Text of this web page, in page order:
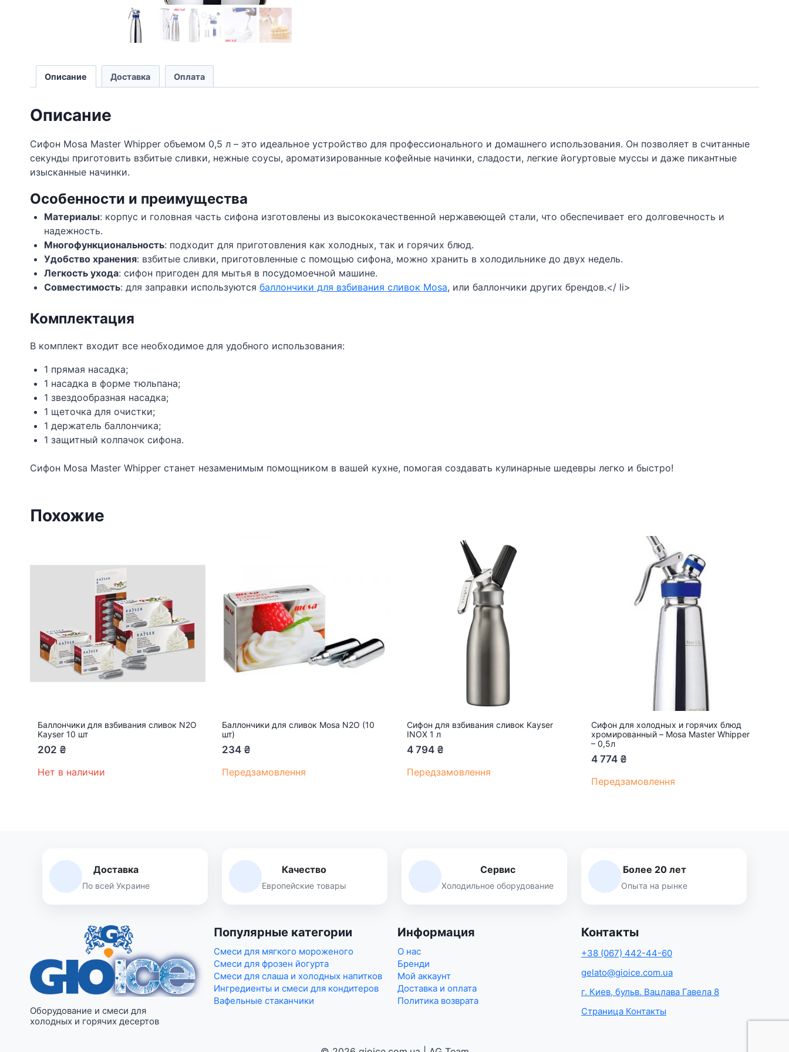
Описание Доставка Оплата
Описание
Сифон Mosa Master Whipper объемом 0,5 л – это идеальное устройство для профессионального и домашнего использования. Он позволяет в считанные
секунды приготовить взбитые сливки, нежные соусы, ароматизированные кофейные начинки, сладости, легкие йогуртовые муссы и даже пикантные
изысканные начинки.
Особенности и преимущества
Материалы: корпус и головная часть сифона изготовлены из высококачественной нержавеющей стали, что обеспечивает его долговечность и
надежность.
Многофункциональность: подходит для приготовления как холодных, так и горячих блюд.
Удобство хранения: взбитые сливки, приготовленные с помощью сифона, можно хранить в холодильнике до двух недель.
Легкость ухода: сифон пригоден для мытья в посудомоечной машине.
Совместимость: для заправки используются баллончики для взбивания сливок Mosa, или баллончики других брендов.</ li>
Комплектация
В комплект входит все необходимое для удобного использования:
1 прямая насадка;
1 насадка в форме тюльпана;
1 звездообразная насадка;
1 щеточка для очистки;
1 держатель баллончика;
1 защитный колпачок сифона.
Сифон Mosa Master Whipper станет незаменимым помощником в вашей кухне, помогая создавать кулинарные шедевры легко и быстро!
Похожие
Баллончики для взбивания сливок N2O
Kayser 10 шт
202 ₴
Нет в наличии
Баллончики для сливок Mosa N2O (10
шт)
234 ₴
Передзамовлення
Сифон для взбивания сливок Kayser
INOX 1 л
4 794 ₴
Передзамовлення
Сифон для холодных и горячих блюд
хромированный – Mosa Master Whipper
– 0,5л
4 774 ₴
Передзамовлення
Доставка
По всей Украине
Качество
Европейские товары
Сервис
Холодильное оборудование
Более 20 лет
Опыта на рынке
Оборудование и смеси для
холодных и горячих десертов
Популярные категории
Смеси для мягкого мороженого
Смеси для фрозен йогурта
Смеси для слаша и холодных напитков
Ингредиенты и смеси для кондитеров
Вафельные стаканчики
Информация
О нас
Бренди
Мой аккаунт
Доставка и оплата
Политика возврата
Контакты
+38 (067) 442-44-60
gelato@gioice.com.ua
г. Киев, бульв. Вацлава Гавела 8
Страница Контакты